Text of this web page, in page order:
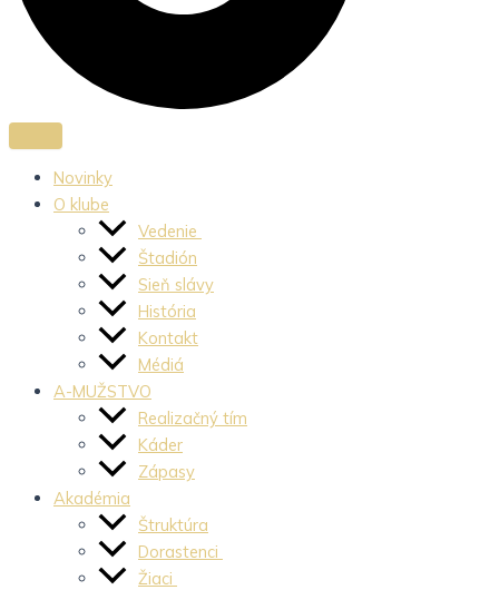
Novinky
O klube
Vedenie
Štadión
Sieň slávy
História
Kontakt
Médiá
A-MUŽSTVO
Realizačný tím
Káder
Zápasy
Akadémia
Štruktúra
Dorastenci
Žiaci